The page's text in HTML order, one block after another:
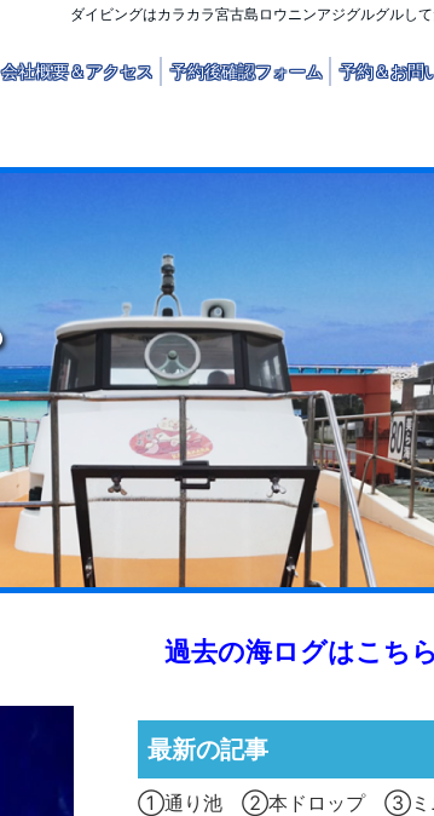
ダイビングはカラカラ宮古島ロウニンアジグルグルし
会社概要＆アクセス 予約後確認フォーム 予約＆お問
過去の海ログはこちら
最新の記事
①通り池 ②本ドロップ ③ミ